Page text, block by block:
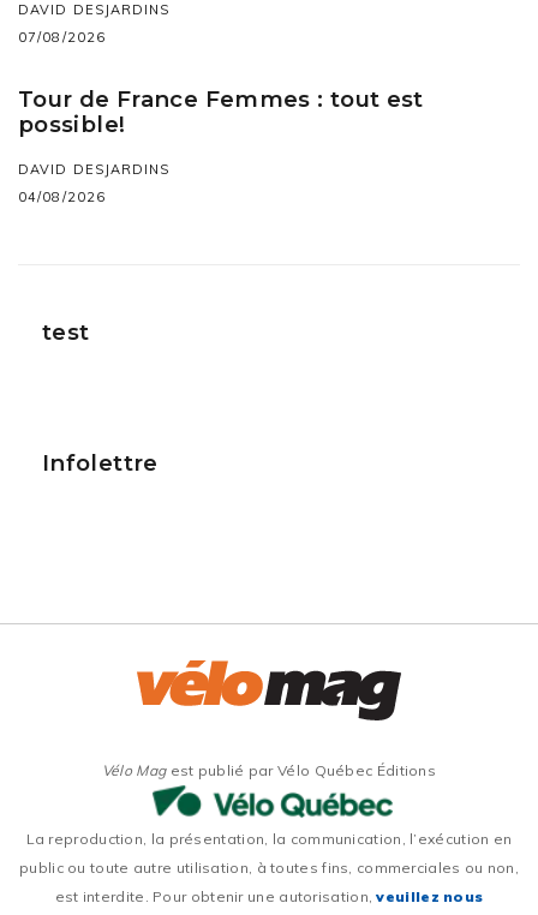
DAVID DESJARDINS
07/08/2026
Tour de France Femmes : tout est
possible!
DAVID DESJARDINS
04/08/2026
test
Infolettre
Vélo Magest publié par Vélo Québec Éditions
La reproduction, la présentation, la communication, l’exécution en
public ou toute autre utilisation, à toutes fins, commerciales ou non,
est interdite. Pour obtenir une autorisation,veuillez nous